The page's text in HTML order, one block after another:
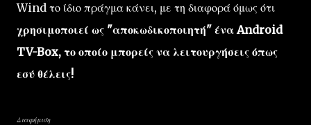
Wind το ίδιο πράγμα κάνει, με τη διαφορά όμως ότι
χρησιμοποιεί ως "αποκωδικοποιητή" ένα Android
TV-Box, το οποίο μπορείς να λειτουργήσεις όπως
εσύ θέλεις!
Διαφήμιση